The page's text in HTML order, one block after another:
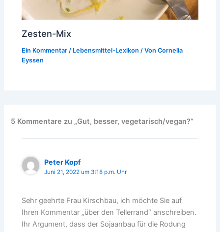
Zesten-Mix
Ein Kommentar / Lebensmittel-Lexikon / VonCornelia
Eyssen
5 Kommentare zu „Gut, besser, vegetarisch/vegan?“
Peter Kopf
Juni 21, 2022 um 3:18 p.m. Uhr
Sehr geehrte Frau Kirschbau, ich möchte Sie auf
Ihren Kommentar „über den Tellerrand“ anschreiben.
Ihr Argument, dass der Sojaanbau für die Rodung